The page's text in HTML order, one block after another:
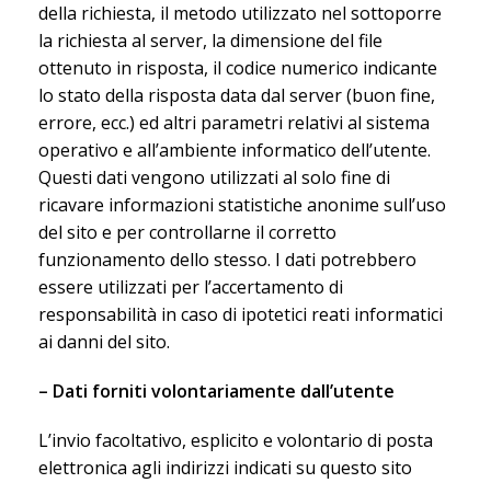
della richiesta, il metodo utilizzato nel sottoporre
la richiesta al server, la dimensione del file
ottenuto in risposta, il codice numerico indicante
lo stato della risposta data dal server (buon fine,
errore, ecc.) ed altri parametri relativi al sistema
operativo e all’ambiente informatico dell’utente.
Questi dati vengono utilizzati al solo fine di
ricavare informazioni statistiche anonime sull’uso
del sito e per controllarne il corretto
funzionamento dello stesso. I dati potrebbero
essere utilizzati per l’accertamento di
responsabilità in caso di ipotetici reati informatici
ai danni del sito.
– Dati forniti volontariamente dall’utente
L’invio facoltativo, esplicito e volontario di posta
elettronica agli indirizzi indicati su questo sito